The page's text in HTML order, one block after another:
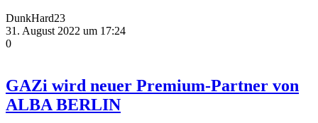
DunkHard23
31. August 2022 um 17:24
0
GAZi wird neuer Premium-Partner von
ALBA BERLIN